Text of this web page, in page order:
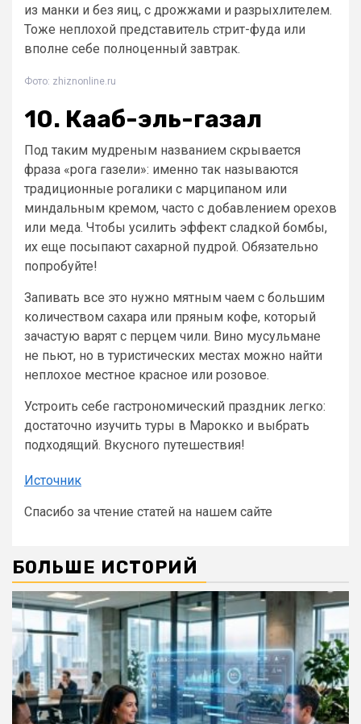
из манки и без яиц, с дрожжами и разрыхлителем.
Тоже неплохой представитель стрит-фуда или
вполне себе полноценный завтрак.
Фото: zhiznonline.ru
10. Кааб-эль-газал
Под таким мудреным названием скрывается
фраза «рога газели»: именно так называются
традиционные рогалики с марципаном или
миндальным кремом, часто с добавлением орехов
или меда. Чтобы усилить эффект сладкой бомбы,
их еще посыпают сахарной пудрой. Обязательно
попробуйте!
Запивать все это нужно мятным чаем с большим
количеством сахара или пряным кофе, который
зачастую варят с перцем чили. Вино мусульмане
не пьют, но в туристических местах можно найти
неплохое местное красное или розовое.
Устроить себе гастрономический праздник легко:
достаточно изучить туры в Марокко и выбрать
подходящий. Вкусного путешествия!
Источник
Спасибо за чтение статей на нашем сайте
БОЛЬШЕ ИСТОРИЙ